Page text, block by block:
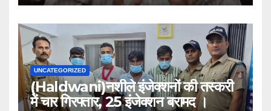
UNCATEGORIZED
(Haldwani)नशीले इंजेक्शनों की तस्करी
में चार गिरफ्तार, 25 इंजेक्शन बरामद ।